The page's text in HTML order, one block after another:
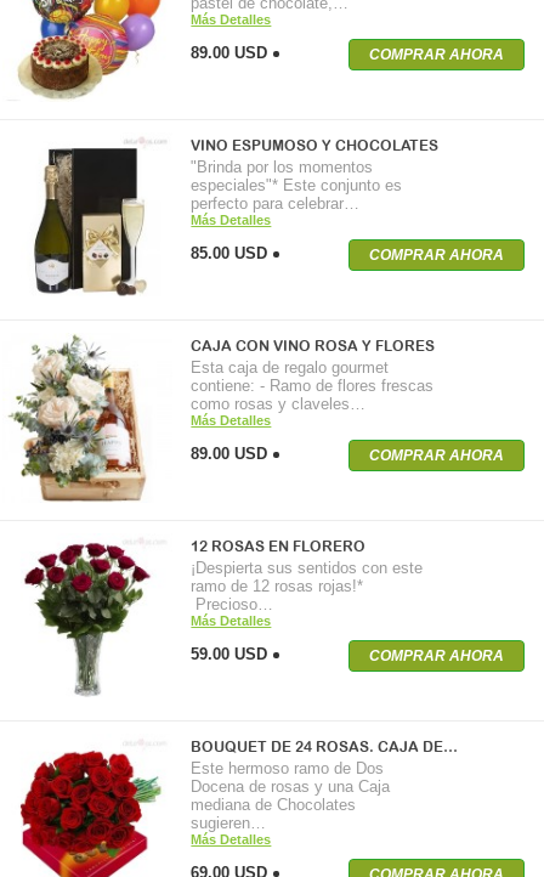
Más Detalles
89.00 USD COMPRAR AHORA
VINO ESPUMOSO Y CHOCOLATES
"Brinda por los momentos
especiales"* Este conjunto es
perfecto para celebrar…
Más Detalles
85.00 USD COMPRAR AHORA
CAJA CON VINO ROSA Y FLORES
Esta caja de regalo gourmet
contiene: - Ramo de flores frescas
como rosas y claveles…
Más Detalles
89.00 USD COMPRAR AHORA
12 ROSAS EN FLORERO
¡Despierta sus sentidos con este
ramo de 12 rosas rojas!*
Precioso…
Más Detalles
59.00 USD COMPRAR AHORA
BOUQUET DE 24 ROSAS. CAJA DE…
Este hermoso ramo de Dos
Docena de rosas y una Caja
mediana de Chocolates
sugieren…
Más Detalles
69.00 USD